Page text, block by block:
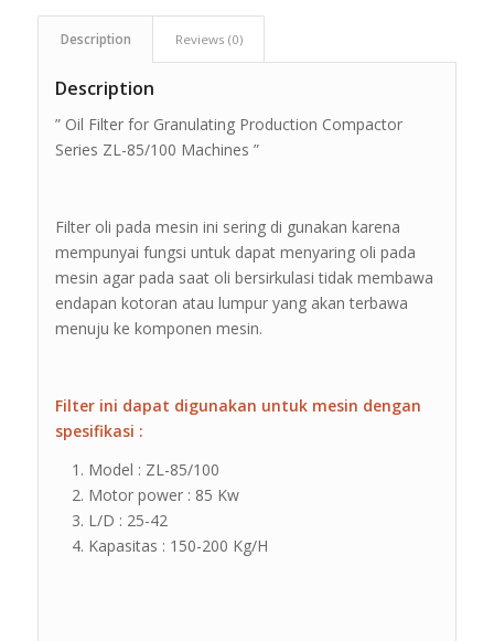
Description Reviews (0)
Description
” Oil Filter for Granulating Production Compactor
Series ZL-85/100 Machines ”
Filter oli pada mesin ini sering di gunakan karena
mempunyai fungsi untuk dapat menyaring oli pada
mesin agar pada saat oli bersirkulasi tidak membawa
endapan kotoran atau lumpur yang akan terbawa
menuju ke komponen mesin.
Filter ini dapat digunakan untuk mesin dengan
spesifikasi :
Model : ZL-85/100
Motor power : 85 Kw
L/D : 25-42
Kapasitas : 150-200 Kg/H